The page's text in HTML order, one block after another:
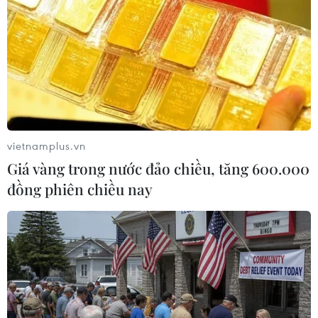
26/12/2018 01:32
Đại sứ Syria tại Nga nhấn mạnh tính chiến lược trong
quan hệ giữa Nga và Syria, đồng thời cam kết chính
quyền Syria sẽ cố gắng duy trì mối quan hệ này với vị
đại sứ mới được bổ nhiệm.
vietnamplus.vn
Giá vàng trong nước đảo chiều, tăng 600.000
đồng phiên chiều nay